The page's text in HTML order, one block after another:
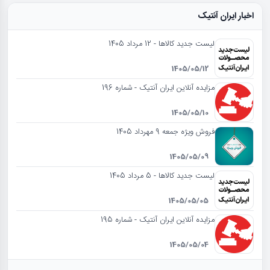
اخبار ایران آنتیک
لیست جدید کالاها - 12 مرداد 1405
1405/05/12
مزایده آنلاین ایران آنتیک - شماره 196
1405/05/10
فروش ویژه جمعه 9 مهرداد 1405
1405/05/09
لیست جدید کالاها - 5 مرداد 1405
1405/05/05
مزایده آنلاین ایران آنتیک - شماره 195
1405/05/04